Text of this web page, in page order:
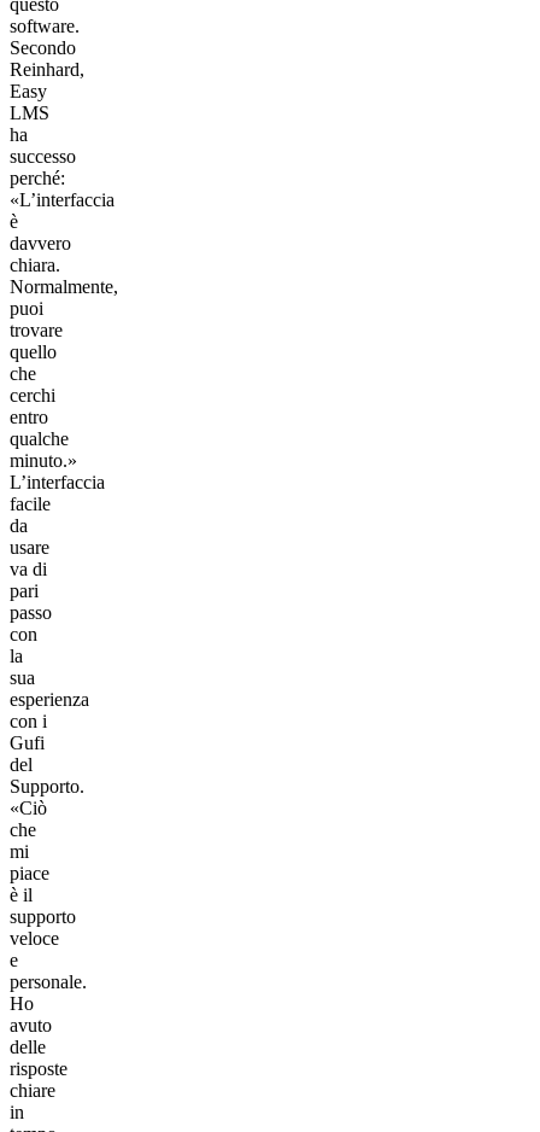
software.
Secondo
Reinhard,
Easy
LMS
ha
successo
perché:
«L’interfaccia
è
davvero
chiara.
Normalmente,
puoi
trovare
quello
che
cerchi
entro
qualche
minuto.»
L’interfaccia
facile
da
usare
va di
pari
passo
con
la
sua
esperienza
con i
Gufi
del
Supporto.
«Ciò
che
mi
piace
è il
supporto
veloce
e
personale.
Ho
avuto
delle
risposte
chiare
in